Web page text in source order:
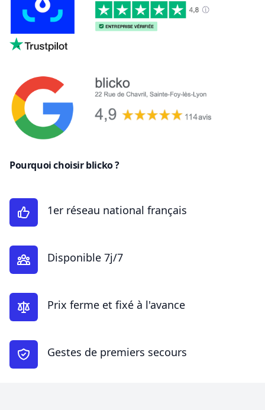
Pourquoi choisir blicko ?
1er réseau national français
Disponible 7j/7
Prix ferme et fixé à l'avance
Gestes de premiers secours